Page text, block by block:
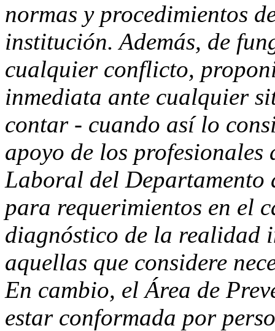
normas y procedimientos
institución. Además, de
cualquier conflicto,
inmediata ante cualquier
contar - cuando así lo
apoyo de los profesionales
Laboral del Departamento
para requerimientos en el
diagnóstico de la realidad
aquellas que considere
En cambio, el Área de
estar conformada por